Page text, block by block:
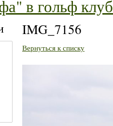
в гольф
IMG_7156
Вернуться к списку